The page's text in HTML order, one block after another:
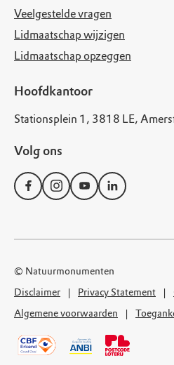
Veelgestelde vragen
Lidmaatschap wijzigen
Lidmaatschap opzeggen
Hoofdkantoor
Stationsplein 1, 3818 LE,
Volg ons
© Natuurmonumenten
Disclaimer
Privacy Statement
Algemene voorwaarden